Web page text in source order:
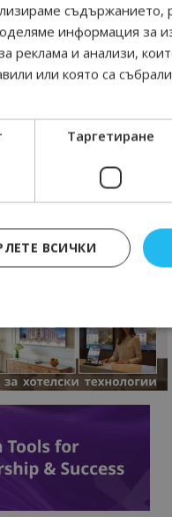
откриването на
ТУРОПЕРАТОРИ И
-
съдържанието,
информация за
реклама и анализи,
или която са
Таргетиране
ВСИЧКИ
Таргетиране
правилно без строго
до
Описание
Тази бисквитка се
на потребителя за